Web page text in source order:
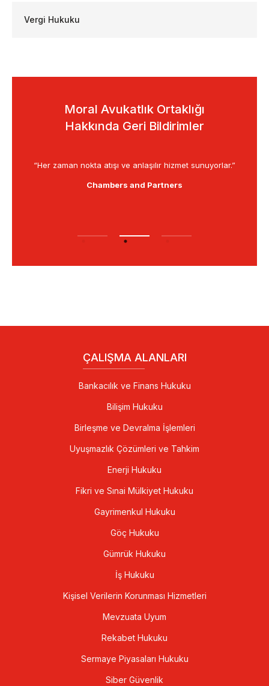
Vergi Hukuku
Moral Avukatlık Ortaklığı
Hakkında Geri Bildirimler
“Her zaman nokta atışı ve anlaşılır hizmet sunuyorlar.”
Chambers and Partners
ÇALIŞMA ALANLARI
Bankacılık ve Finans Hukuku
Bilişim Hukuku
Birleşme ve Devralma İşlemleri
Uyuşmazlık Çözümleri ve Tahkim
Enerji Hukuku
Fikri ve Sınai Mülkiyet Hukuku
Gayrimenkul Hukuku
Göç Hukuku
Gümrük Hukuku
İş Hukuku
Kişisel Verilerin Korunması Hizmetleri
Mevzuata Uyum
Rekabet Hukuku
Sermaye Piyasaları Hukuku
Siber Güvenlik